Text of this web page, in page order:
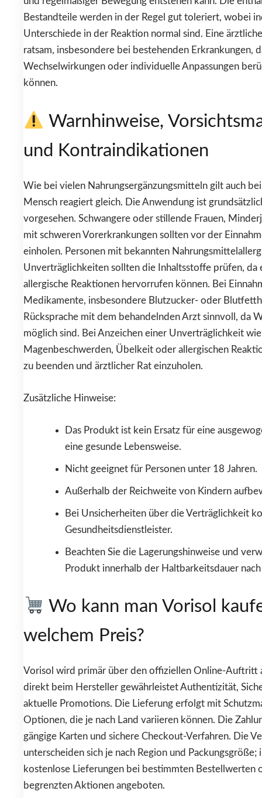
Bestandteile werden in der Regel gut toleriert, wobei
Unterschiede in der Reaktion normal sind. Eine
ratsam, insbesondere bei bestehenden Erkrankungen,
Wechselwirkungen oder individuelle Anpassungen
können.
Warnhinweise,
und Kontraindikationen
Wie bei vielen Nahrungsergänzungsmitteln gilt auch
Mensch reagiert gleich. Die Anwendung ist
vorgesehen. Schwangere oder stillende Frauen,
mit schweren Vorerkrankungen sollten vor der
einholen. Personen mit bekannten
Unverträglichkeiten sollten die Inhaltsstoffe prüfen, da
allergische Reaktionen hervorrufen können. Bei
Medikamente, insbesondere Blutzucker- oder
Rücksprache mit dem behandelnden Arzt sinnvoll, da
möglich sind. Bei Anzeichen einer Unverträglichkeit
Magenbeschwerden, Übelkeit oder allergischen
zu beenden und ärztlicher Rat einzuholen.
Zusätzliche Hinweise:
Das Produkt ist kein Ersatz für eine
eine gesunde Lebensweise.
Nicht geeignet für Personen unter 18 Jahren.
Außerhalb der Reichweite von Kindern
Bei Unsicherheiten über die Verträglichkeit
Gesundheitsdienstleister.
Beachten Sie die Lagerungshinweise und
Produkt innerhalb der Haltbarkeitsdauer
Wo kann man Vorisol
welchem Preis?
Vorisol wird primär über den offiziellen Online-Auftritt
direkt beim Hersteller gewährleistet Authentizität,
aktuelle Promotions. Die Lieferung erfolgt mit
Optionen, die je nach Land variieren können. Die
gängige Karten und sichere Checkout-Verfahren. Die
unterscheiden sich je nach Region und Packungsgröße;
kostenlose Lieferungen bei bestimmten Bestellwerten
begrenzten Aktionen angeboten.